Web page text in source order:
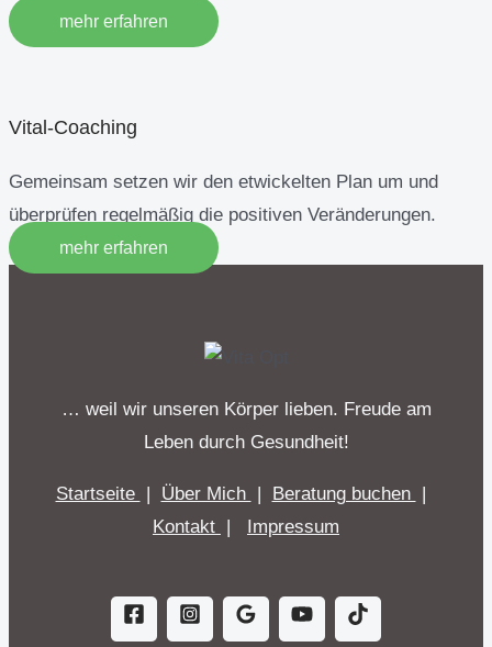
mehr erfahren
Vital-Coaching
Gemeinsam setzen wir den etwickelten Plan um und
überprüfen regelmäßig die positiven Veränderungen.
mehr erfahren
… weil wir unseren Körper lieben. Freude am
Leben durch Gesundheit!
Startseite | Über Mich | Beratung buchen |
Kontakt | Impressum